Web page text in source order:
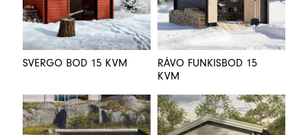
SVERGO BOD 15 KVM
RÅVO FUNKISBOD 15
KVM